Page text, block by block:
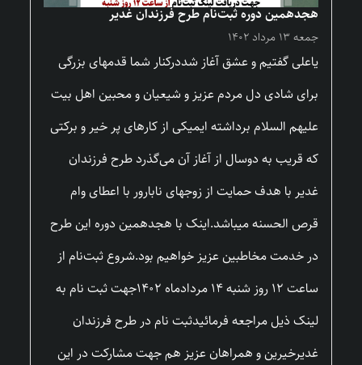
هجدهمین دوره ثبت‌نام طرح فرزندان غدیر
جمعه ۱۳ مرداد ۱۴۰۲
یاعلی گفتیم و عشق آغاز شددرکنار شما قدمهای بزرگی
برای شادی دل مردم عزیز و شیعیان و محبین اهل بیت
علیهم السلام برداشته ایمیکی از کارهای پر خیر و برکتی
که قریب به دوسال از آغاز آن می‌گذرد طرح فرزندان
غدیر با هدف حمایت از زوجهای نابارور با اعطای وام
قرص الحسنه میباشد.اینک با هجدهمین دوره این طرح
در خدمت مخاطبین عزیز خواهیم بود.شروع ثبت‌نام از
ساعت ۱۲ روز شنبه ۱۴ مردادماه ۱۴۰۲جهت ثبت نام به
لینک ذیل مراجعه فرمائیدثبت نام در طرح فرزندان
غدیرخیرین و همراهان عزیز هم جهت مشارکت در این